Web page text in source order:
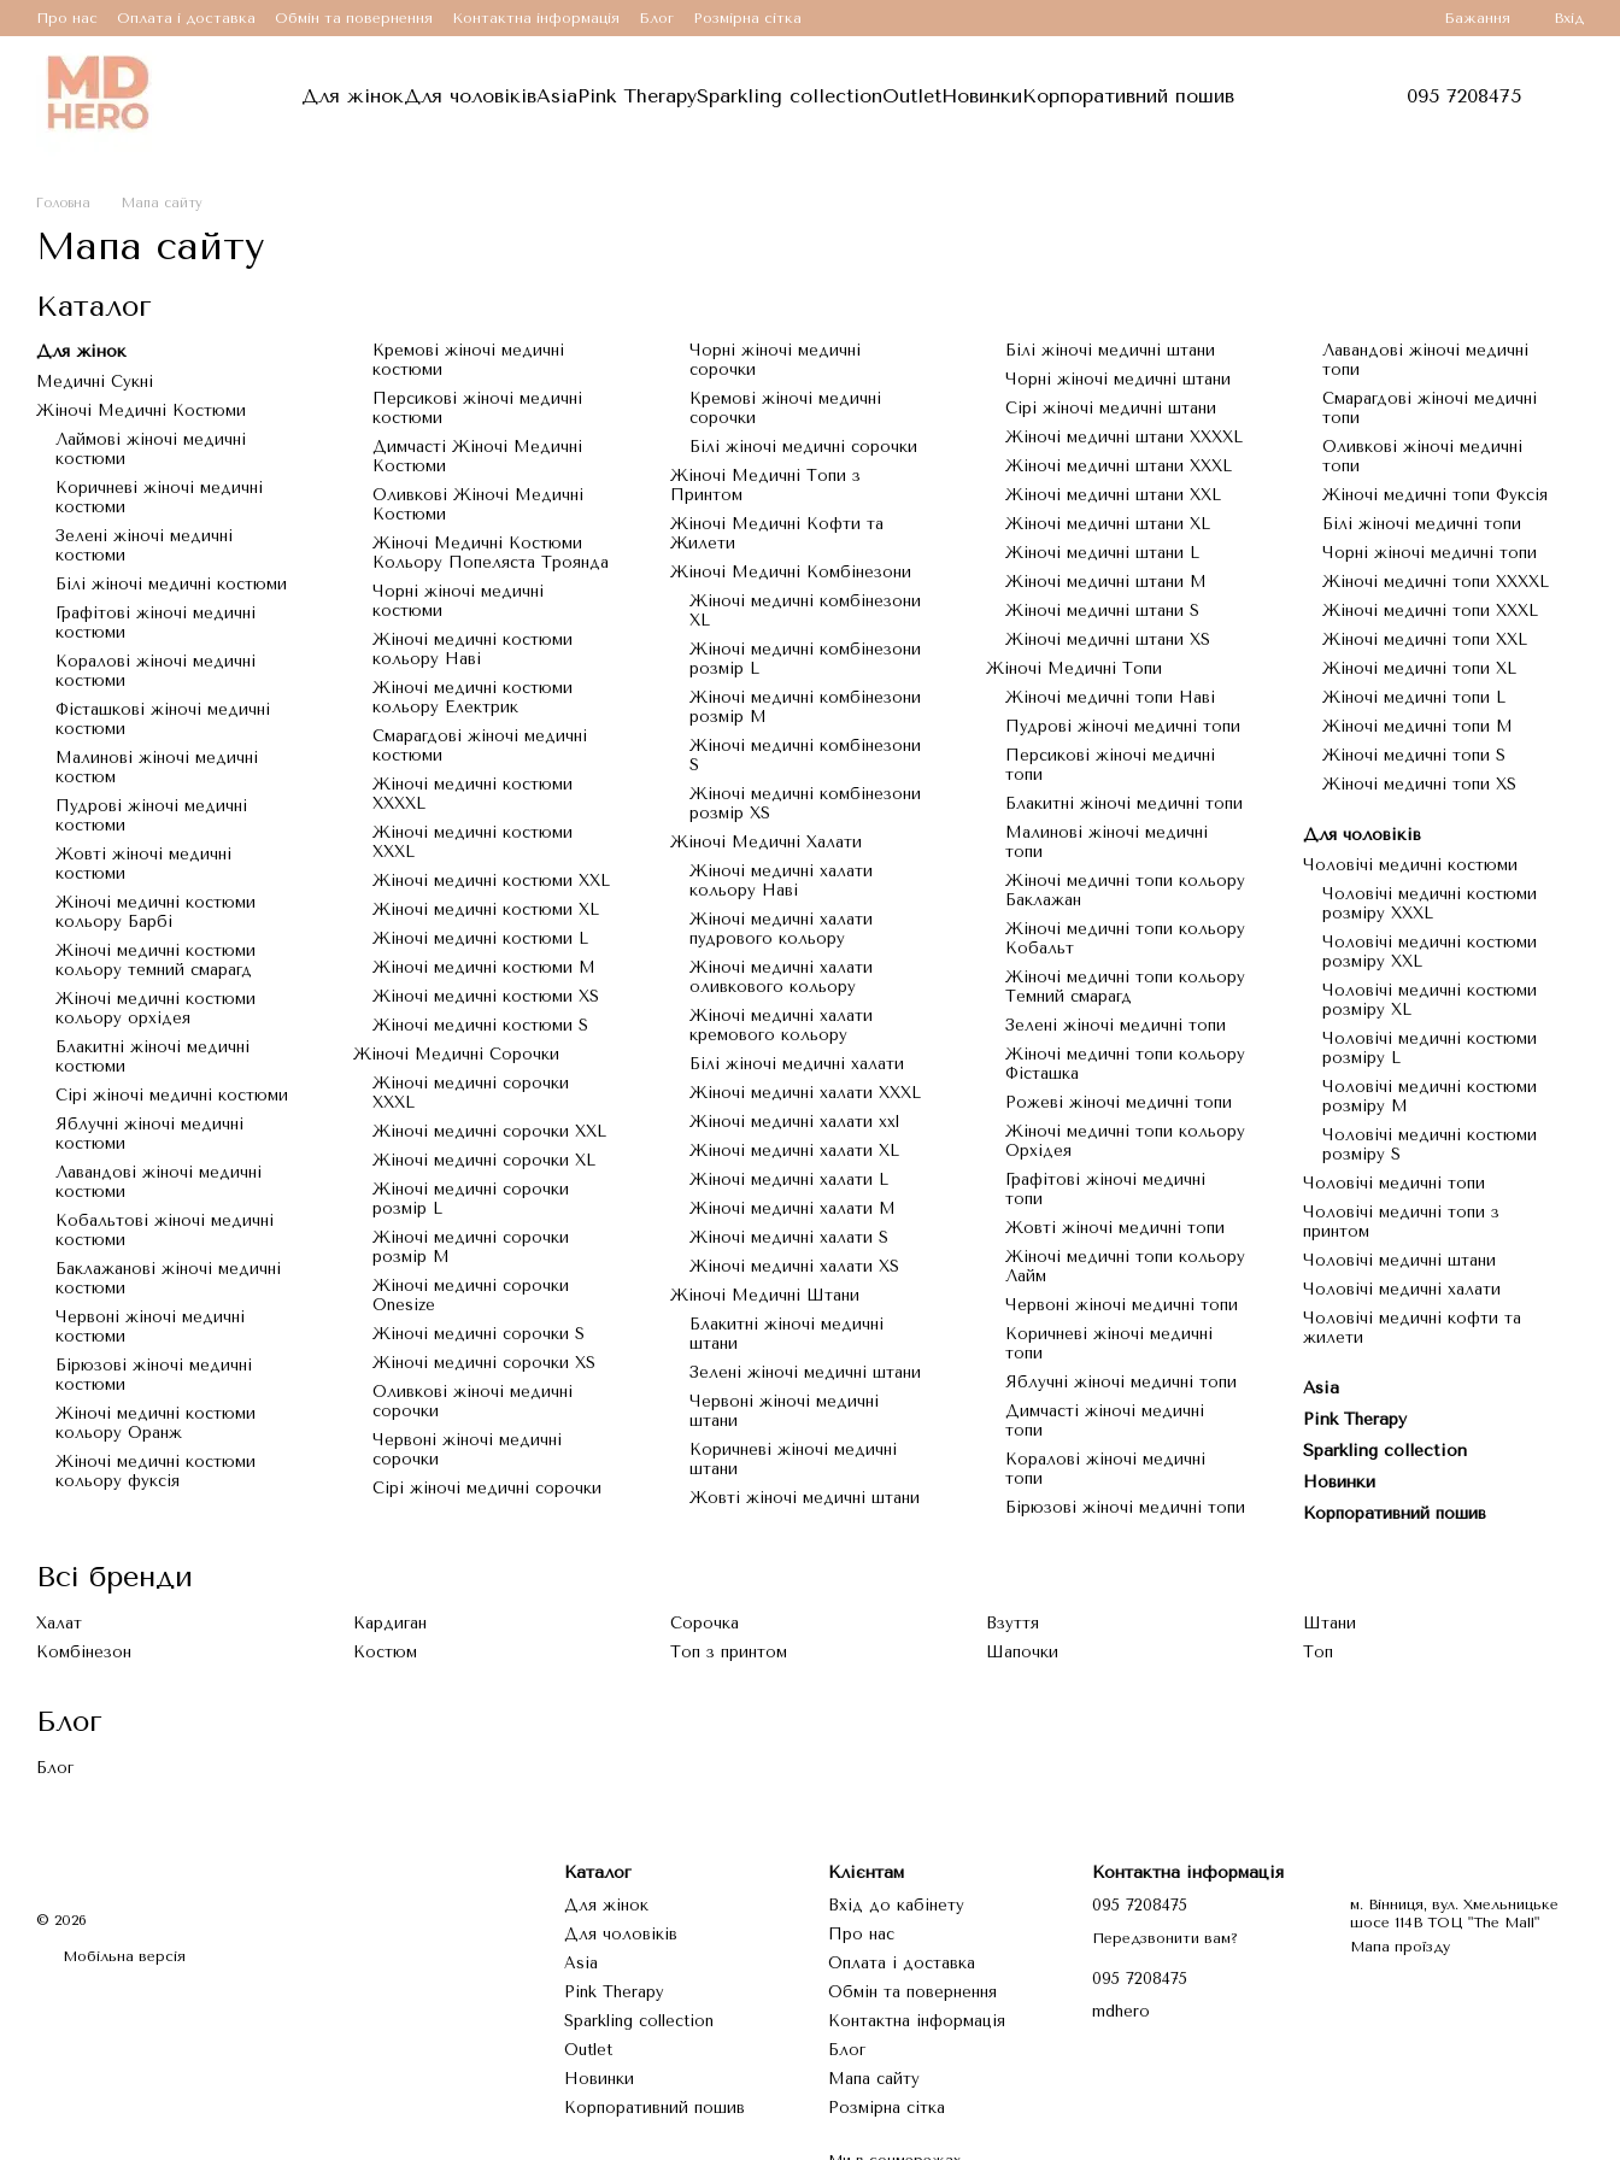
Перейти до основного контенту
Про нас Оплата і доставка Обмін та повернення Контактна інформація Блог Розмірна сітка Бажання Вхід
Для жінокДля чоловіківAsiaPink TherapySparkling collectionOutletНовинкиКорпоративний пошив 095 7208475
Головна Мапа сайту
Мапа сайту
Каталог
Для жінок
Медичні Сукні
Жіночі Медичні Костюми
Лаймові жіночі медичні
костюми
Коричневі жіночі медичні
костюми
Зелені жіночі медичні
костюми
Білі жіночі медичні костюми
Графітові жіночі медичні
костюми
Коралові жіночі медичні
костюми
Фісташкові жіночі медичні
костюми
Малинові жіночі медичні
костюм
Пудрові жіночі медичні
костюми
Жовті жіночі медичні
костюми
Жіночі медичні костюми
кольору Барбі
Жіночі медичні костюми
кольору темний смарагд
Жіночі медичні костюми
кольору орхідея
Блакитні жіночі медичні
костюми
Сірі жіночі медичні костюми
Яблучні жіночі медичні
костюми
Лавандові жіночі медичні
костюми
Кобальтові жіночі медичні
костюми
Баклажанові жіночі медичні
костюми
Червоні жіночі медичні
костюми
Бірюзові жіночі медичні
костюми
Жіночі медичні костюми
кольору Оранж
Жіночі медичні костюми
кольору фуксія
Кремові жіночі медичні
костюми
Персикові жіночі медичні
костюми
Димчасті Жіночі Медичні
Костюми
Оливкові Жіночі Медичні
Костюми
Жіночі Медичні Костюми
Кольору Попеляста Троянда
Чорні жіночі медичні
костюми
Жіночі медичні костюми
кольору Наві
Жіночі медичні костюми
кольору Електрик
Смарагдові жіночі медичні
костюми
Жіночі медичні костюми
XXXXL
Жіночі медичні костюми
XXXL
Жіночі медичні костюми XXL
Жіночі медичні костюми XL
Жіночі медичні костюми L
Жіночі медичні костюми M
Жіночі медичні костюми XS
Жіночі медичні костюми S
Жіночі Медичні Сорочки
Жіночі медичні сорочки
XXXL
Жіночі медичні сорочки XXL
Жіночі медичні сорочки XL
Жіночі медичні сорочки
розмір L
Жіночі медичні сорочки
розмір M
Жіночі медичні сорочки
Onesize
Жіночі медичні сорочки S
Жіночі медичні сорочки XS
Оливкові жіночі медичні
сорочки
Червоні жіночі медичні
сорочки
Сірі жіночі медичні сорочки
Чорні жіночі медичні
сорочки
Кремові жіночі медичні
сорочки
Білі жіночі медичні сорочки
Жіночі Медичні Топи з
Принтом
Жіночі Медичні Кофти та
Жилети
Жіночі Медичні Комбінезони
Жіночі медичні комбінезони
XL
Жіночі медичні комбінезони
розмір L
Жіночі медичні комбінезони
розмір M
Жіночі медичні комбінезони
S
Жіночі медичні комбінезони
розмір XS
Жіночі Медичні Халати
Жіночі медичні халати
кольору Наві
Жіночі медичні халати
пудрового кольору
Жіночі медичні халати
оливкового кольору
Жіночі медичні халати
кремового кольору
Білі жіночі медичні халати
Жіночі медичні халати XXXL
Жіночі медичні халати xxl
Жіночі медичні халати XL
Жіночі медичні халати L
Жіночі медичні халати M
Жіночі медичні халати S
Жіночі медичні халати XS
Жіночі Медичні Штани
Блакитні жіночі медичні
штани
Зелені жіночі медичні штани
Червоні жіночі медичні
штани
Коричневі жіночі медичні
штани
Жовті жіночі медичні штани
Білі жіночі медичні штани
Чорні жіночі медичні штани
Сірі жіночі медичні штани
Жіночі медичні штани XXXXL
Жіночі медичні штани XXXL
Жіночі медичні штани XXL
Жіночі медичні штани XL
Жіночі медичні штани L
Жіночі медичні штани M
Жіночі медичні штани S
Жіночі медичні штани XS
Жіночі Медичні Топи
Жіночі медичні топи Наві
Пудрові жіночі медичні топи
Персикові жіночі медичні
топи
Блакитні жіночі медичні топи
Малинові жіночі медичні
топи
Жіночі медичні топи кольору
Баклажан
Жіночі медичні топи кольору
Кобальт
Жіночі медичні топи кольору
Темний смарагд
Зелені жіночі медичні топи
Жіночі медичні топи кольору
Фісташка
Рожеві жіночі медичні топи
Жіночі медичні топи кольору
Орхідея
Графітові жіночі медичні
топи
Жовті жіночі медичні топи
Жіночі медичні топи кольору
Лайм
Червоні жіночі медичні топи
Коричневі жіночі медичні
топи
Яблучні жіночі медичні топи
Димчасті жіночі медичні
топи
Коралові жіночі медичні
топи
Бірюзові жіночі медичні топи
Лавандові жіночі медичні
топи
Смарагдові жіночі медичні
топи
Оливкові жіночі медичні
топи
Жіночі медичні топи Фуксія
Білі жіночі медичні топи
Чорні жіночі медичні топи
Жіночі медичні топи XXXXL
Жіночі медичні топи XXXL
Жіночі медичні топи XXL
Жіночі медичні топи XL
Жіночі медичні топи L
Жіночі медичні топи M
Жіночі медичні топи S
Жіночі медичні топи XS
Для чоловіків
Чоловічі медичні костюми
Чоловічі медичні костюми
розміру XXXL
Чоловічі медичні костюми
розміру XXL
Чоловічі медичні костюми
розміру XL
Чоловічі медичні костюми
розміру L
Чоловічі медичні костюми
розміру M
Чоловічі медичні костюми
розміру S
Чоловічі медичні топи
Чоловічі медичні топи з
принтом
Чоловічі медичні штани
Чоловічі медичні халати
Чоловічі медичні кофти та
жилети
Asia
Pink Therapy
Sparkling collection
Новинки
Корпоративний пошив
Всі бренди
Халат
Комбінезон
Кардиган
Костюм
Сорочка
Топ з принтом
Взуття
Шапочки
Штани
Топ
Блог
Блог
© 2026
Мобільна версія
Каталог
Для жінок
Для чоловіків
Asia
Pink Therapy
Sparkling collection
Outlet
Новинки
Корпоративний пошив
Клієнтам
Вхід до кабінету
Про нас
Оплата і доставка
Обмін та повернення
Контактна інформація
Блог
Мапа сайту
Розмірна сітка
Контактна інформація
095 7208475
Передзвонити вам?
095 7208475
mdhero
м. Вінниця, вул. Хмельницьке
шосе 114В ТОЦ "The Mall"
Мапа проїзду